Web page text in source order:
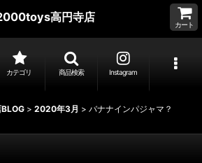
高円寺店
カート
カテゴリ 商品検索 Instagram
> 2020年3月 > バナナインパジャマ？